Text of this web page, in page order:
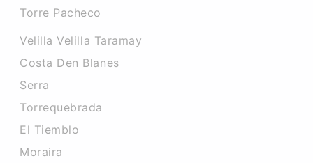
Torre Pacheco
Velilla Velilla Taramay
Costa Den Blanes
Serra
Torrequebrada
El Tiemblo
Moraira